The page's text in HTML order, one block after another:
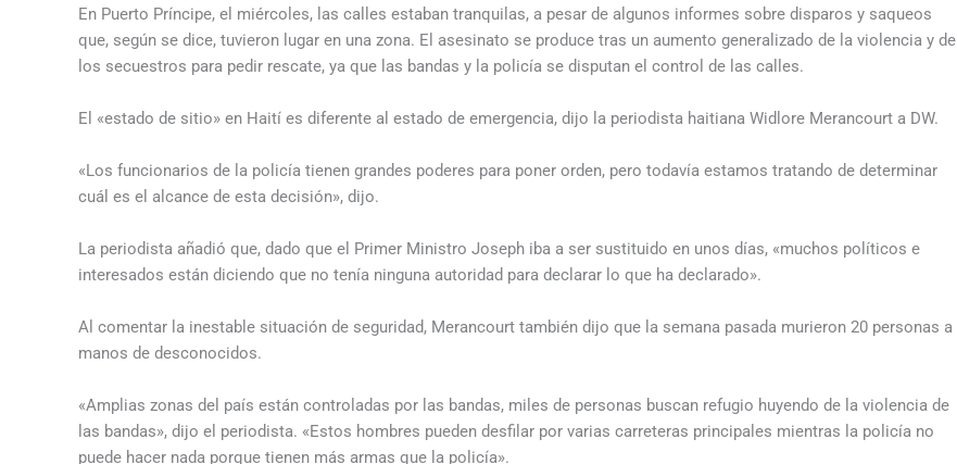
En Puerto Príncipe, el miércoles, las calles estaban tranquilas, a pesar de algunos informes sobre disparos y saqueos
que, según se dice, tuvieron lugar en una zona. El asesinato se produce tras un aumento generalizado de la violencia y de
los secuestros para pedir rescate, ya que las bandas y la policía se disputan el control de las calles.
El «estado de sitio» en Haití es diferente al estado de emergencia, dijo la periodista haitiana Widlore Merancourt a DW.
«Los funcionarios de la policía tienen grandes poderes para poner orden, pero todavía estamos tratando de determinar
cuál es el alcance de esta decisión», dijo.
La periodista añadió que, dado que el Primer Ministro Joseph iba a ser sustituido en unos días, «muchos políticos e
interesados están diciendo que no tenía ninguna autoridad para declarar lo que ha declarado».
Al comentar la inestable situación de seguridad, Merancourt también dijo que la semana pasada murieron 20 personas a
manos de desconocidos.
«Amplias zonas del país están controladas por las bandas, miles de personas buscan refugio huyendo de la violencia de
las bandas», dijo el periodista. «Estos hombres pueden desfilar por varias carreteras principales mientras la policía no
puede hacer nada porque tienen más armas que la policía».